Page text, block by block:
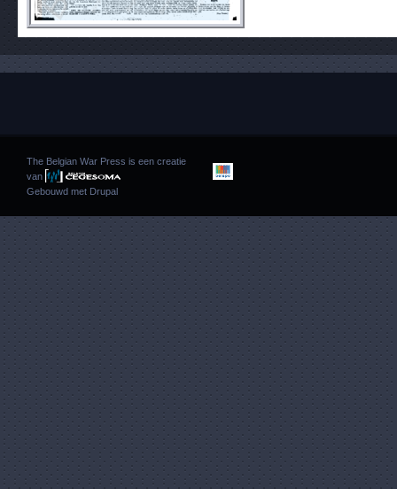
The Belgian War Press is een creatie
van
Gebouwd met Drupal